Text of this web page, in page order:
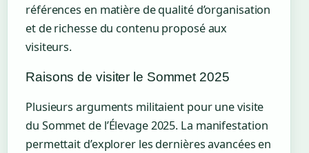
références en matière de qualité d’organisation
et de richesse du contenu proposé aux
visiteurs.
Raisons de visiter le Sommet 2025
Plusieurs arguments militaient pour une visite
du Sommet de l’Élevage 2025. La manifestation
permettait d’explorer les dernières avancées en